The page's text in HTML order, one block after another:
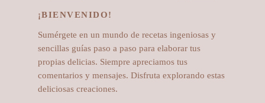
¡BIENVENIDO!
Sumérgete en un mundo de recetas ingeniosas y
sencillas guías paso a paso para elaborar tus
propias delicias. Siempre apreciamos tus
comentarios y mensajes. Disfruta explorando estas
deliciosas creaciones.